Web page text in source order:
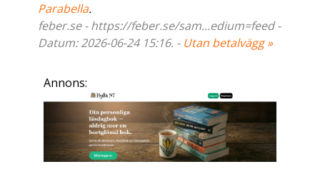
Parabella.
feber.se - https://feber.se/sam...edium=feed -
Datum: 2026-06-24 15:16. - Utan betalvägg »
Annons: